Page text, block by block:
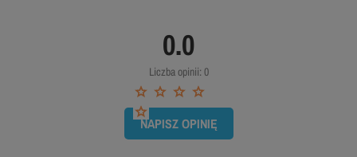
0.0
Liczba opinii: 0
NAPISZ OPINIĘ